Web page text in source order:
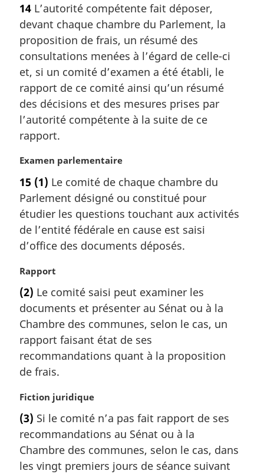
i
n
a
e
:
t
e
m
a
g
i
n
a
e
:
14 L’autorité compétente fait déposer,
devant chaque chambre du Parlement, la
proposition de frais, un résumé des
consultations menées à l’égard de celle-ci
et, si un comité d’examen a été établi, le
rapport de ce comité ainsi qu’un résumé
des décisions et des mesures prises par
l’autorité compétente à la suite de ce
rapport.
N
t
e
m
a
g
n
a
e
:
Examen parlementaire
15 (1) Le comité de chaque chambre du
Parlement désigné ou constitué pour
étudier les questions touchant aux activités
de l’entité fédérale en cause est saisi
d’office des documents déposés.
N
t
e
m
a
g
i
a
l
e
:
Rapport
(2) Le comité saisi peut examiner les
documents et présenter au Sénat ou à la
Chambre des communes, selon le cas, un
rapport faisant état de ses
recommandations quant à la proposition
de frais.
N
t
e
m
a
Fiction juridique
(3) Si le comité n’a pas fait rapport de ses
recommandations au Sénat ou à la
Chambre des communes, selon le cas, dans
les vingt premiers jours de séance suivant